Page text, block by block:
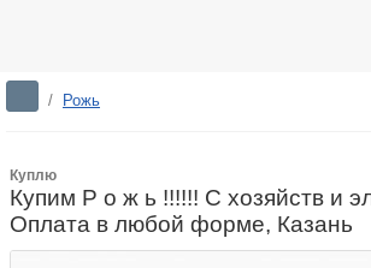
/ Рожь
Куплю
Купим Р о ж ь !!!!!! С хозяйств и
Оплата в любой форме, Казань